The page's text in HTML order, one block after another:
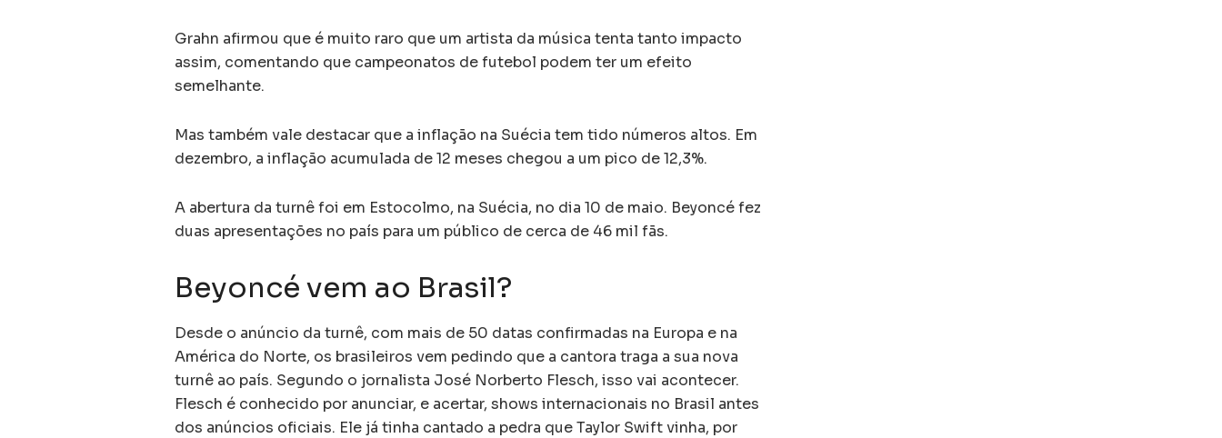
Grahn afirmou que é muito raro que um artista da música tenta tanto impacto
assim, comentando que campeonatos de futebol podem ter um efeito
semelhante.
Mas também vale destacar que a inflação na Suécia tem tido números altos. Em
dezembro, a inflação acumulada de 12 meses chegou a um pico de 12,3%.
A abertura da turnê foi em Estocolmo, na Suécia, no dia 10 de maio. Beyoncé fez
duas apresentações no país para um público de cerca de 46 mil fãs.
Beyoncé vem ao Brasil?
Desde o anúncio da turnê, com mais de 50 datas confirmadas na Europa e na
América do Norte, os brasileiros vem pedindo que a cantora traga a sua nova
turnê ao país. Segundo o jornalista José Norberto Flesch, isso vai acontecer.
Flesch é conhecido por anunciar, e acertar, shows internacionais no Brasil antes
dos anúncios oficiais. Ele já tinha cantado a pedra que Taylor Swift vinha, por